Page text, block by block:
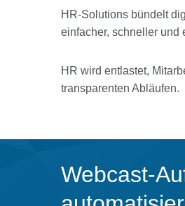
HR-Solutions bündelt
einfacher, schneller und
HR wird entlastet,
transparenten Abläufen.
Webcast-